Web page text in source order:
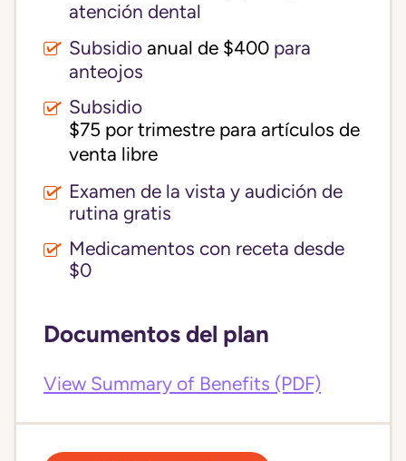
atención dental
Subsidio anual de $400 para
anteojos
Subsidio
$75 por trimestre para artículos de
venta libre
Examen de la vista y audición de
rutina gratis
Medicamentos con receta desde
$0
Documentos del plan
View Summary of Benefits (PDF)